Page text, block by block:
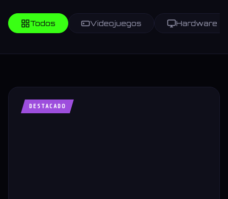
Todos Videojuegos Hardware
DESTACADO